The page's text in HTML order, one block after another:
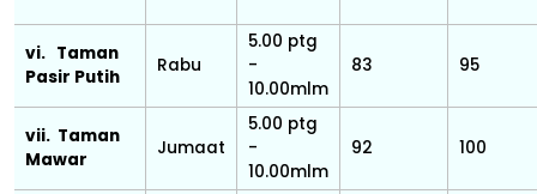
vi. Taman
Pasir Putih
Rabu
5.00 ptg
-
10.00mlm
83 95
vii. Taman
Mawar
Jumaat
5.00 ptg
-
10.00mlm
92 100